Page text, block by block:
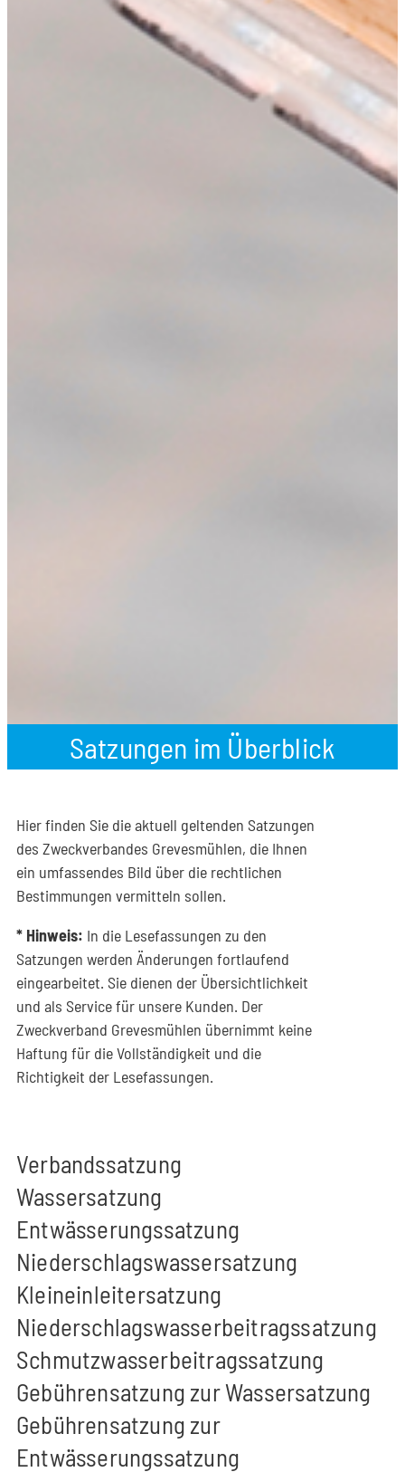
Satzungen im Überblick
Hier finden Sie die aktuell geltenden Satzungen
des Zweckverbandes Grevesmühlen, die Ihnen
ein umfassendes Bild über die rechtlichen
Bestimmungen vermitteln sollen.
* Hinweis: In die Lesefassungen zu den
Satzungen werden Änderungen fortlaufend
eingearbeitet. Sie dienen der Übersichtlichkeit
und als Service für unsere Kunden. Der
Zweckverband Grevesmühlen übernimmt keine
Haftung für die Vollständigkeit und die
Richtigkeit der Lesefassungen.
Verbandssatzung
Wassersatzung
Entwässerungssatzung
Niederschlagswassersatzung
Kleineinleitersatzung
Niederschlagswasserbeitragssatzung
Schmutzwasserbeitragssatzung
Gebührensatzung zur Wassersatzung
Gebührensatzung zur
Entwässerungssatzung